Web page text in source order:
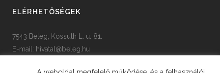
ELÉRHETŐSÉGEK
7543 Beleg, Kossuth L. u. 81.
E-mail: hivatal@beleg.hu